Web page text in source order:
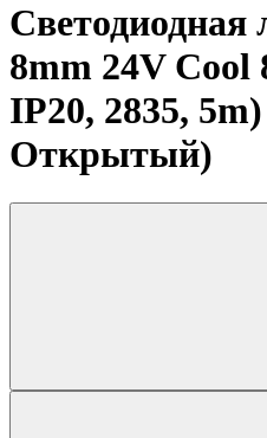
Светодиодная
8mm 24V Cool
IP20, 2835,
Открытый)